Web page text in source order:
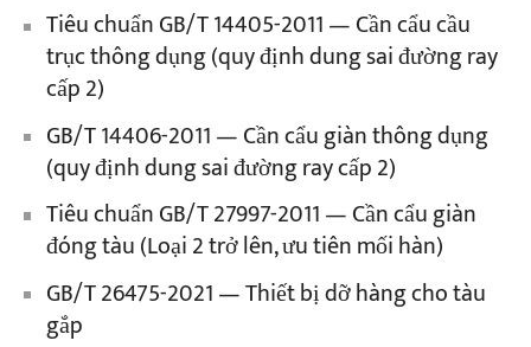
Tiêu chuẩn GB/T 14405-2011 — Cần cẩu cầu
trục thông dụng (quy định dung sai đường ray
cấp 2)
GB/T 14406-2011 — Cần cẩu giàn thông dụng
(quy định dung sai đường ray cấp 2)
Tiêu chuẩn GB/T 27997-2011 — Cần cẩu giàn
đóng tàu (Loại 2 trở lên, ưu tiên mối hàn)
GB/T 26475-2021 — Thiết bị dỡ hàng cho tàu
gắp